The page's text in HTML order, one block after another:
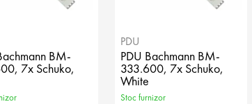
BM-
7x Schuko,
PDU
PDU Bachmann BM-
333.600, 7x Schuko,
White
Stoc furnizor